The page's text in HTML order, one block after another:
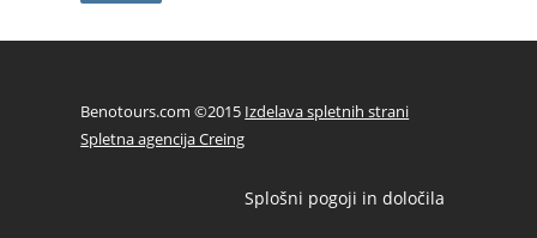
Benotours.com ©2015 Izdelava spletnih strani
Spletna agencija Creing
Splošni pogoji in določila